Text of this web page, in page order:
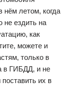
нём летом, когда
не ездить на
как
можете и
только в
в ГИБДД, и не
их в